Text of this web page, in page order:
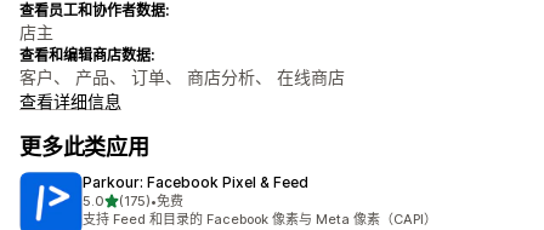
查看员工和协作者数据:
店主
查看和编辑商店数据:
客户、 产品、 订单、 商店分析、 在线商店
查看详细信息
更多此类应用
Parkour: Facebook Pixel & Feed
5.0星（满分 5 星）
(175)
总共 175 条评论
•免费
支持 Feed 和目录的 Facebook 像素与 Meta 像素（CAPI）